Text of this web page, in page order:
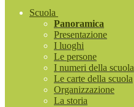
Scuola
Panoramica
Presentazione
I luoghi
Le persone
I numeri della scuola
Le carte della scuola
Organizzazione
La storia